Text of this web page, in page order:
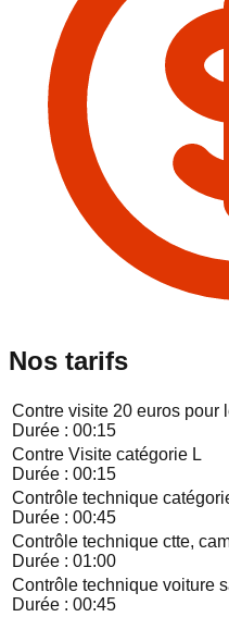
Nos tarifs
Contre visite 20 euros pour
Durée : 00:15
Contre Visite catégorie L
Durée : 00:15
Contrôle technique
Durée : 00:45
Contrôle technique ctte,
Durée : 01:00
Contrôle technique voiture
Durée : 00:45